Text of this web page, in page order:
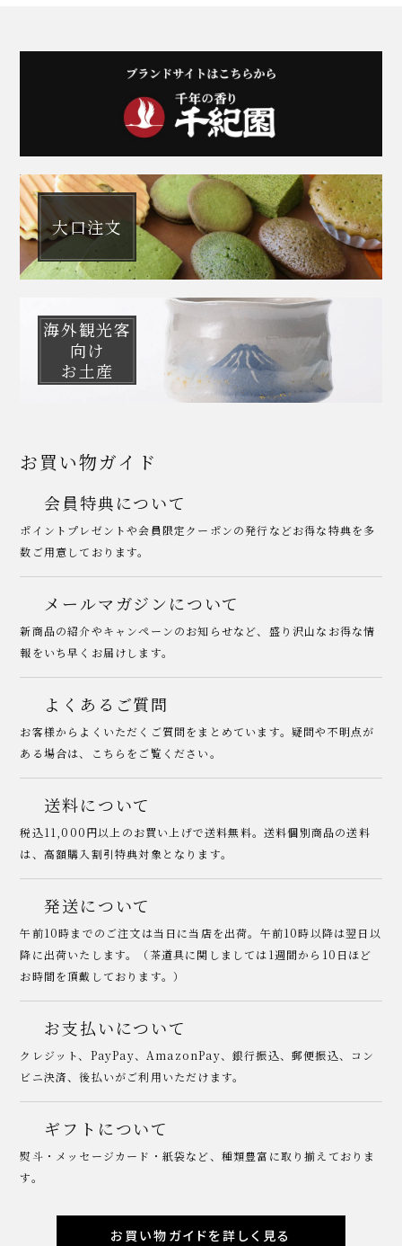
大口注文
海外観光客
向け
お土産
お買い物ガイド
会員特典について
ポイントプレゼントや会員限定クーポンの発行などお得な特典を多
数ご用意しております。
メールマガジンについて
新商品の紹介やキャンペーンのお知らせなど、盛り沢山なお得な情
報をいち早くお届けします。
よくあるご質問
お客様からよくいただくご質問をまとめています。疑問や不明点が
ある場合は、こちらをご覧ください。
送料について
税込11,000円以上のお買い上げで送料無料。送料個別商品の送料
は、高額購入割引特典対象となります。
発送について
午前10時までのご注文は当日に当店を出荷。午前10時以降は翌日以
降に出荷いたします。（茶道具に関しましては1週間から10日ほど
お時間を頂戴しております。）
お支払いについて
クレジット、PayPay、AmazonPay、銀行振込、郵便振込、コン
ビニ決済、後払いがご利用いただけます。
ギフトについて
熨斗・メッセージカード・紙袋など、種類豊富に取り揃えておりま
す。
お買い物ガイドを詳しく見る